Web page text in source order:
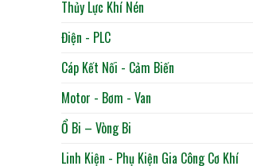
Thủy Lực Khí Nén
Điện - PLC
Cáp Kết Nối - Cảm Biến
Motor - Bơm - Van
Ổ Bi – Vòng Bi
Linh Kiện - Phụ Kiện Gia Công Cơ Khí